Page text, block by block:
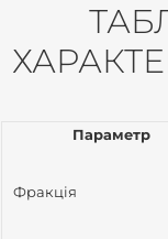
Параметр
Фракція